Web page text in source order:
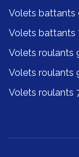
Volets battants
Volets battants
Volets roulants
Volets roulants
Volets roulants